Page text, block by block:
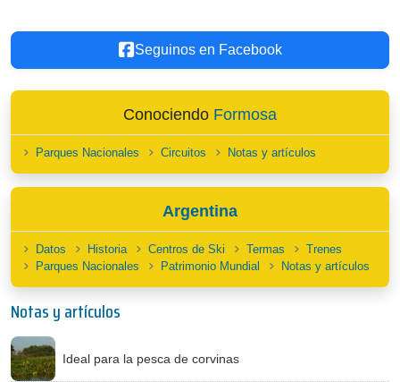
Seguinos en Facebook
Conociendo Formosa
Parques Nacionales Circuitos Notas y artículos
Argentina
Datos Historia Centros de Ski Termas
Trenes
Parques Nacionales
Patrimonio Mundial Notas y artículos
Notas y artículos
Ideal para la pesca de corvinas